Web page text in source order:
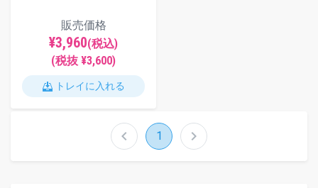
販売価格
¥3,960(税込)
(税抜 ¥3,600)
トレイに入れる
chevron_left 1 chevron_right